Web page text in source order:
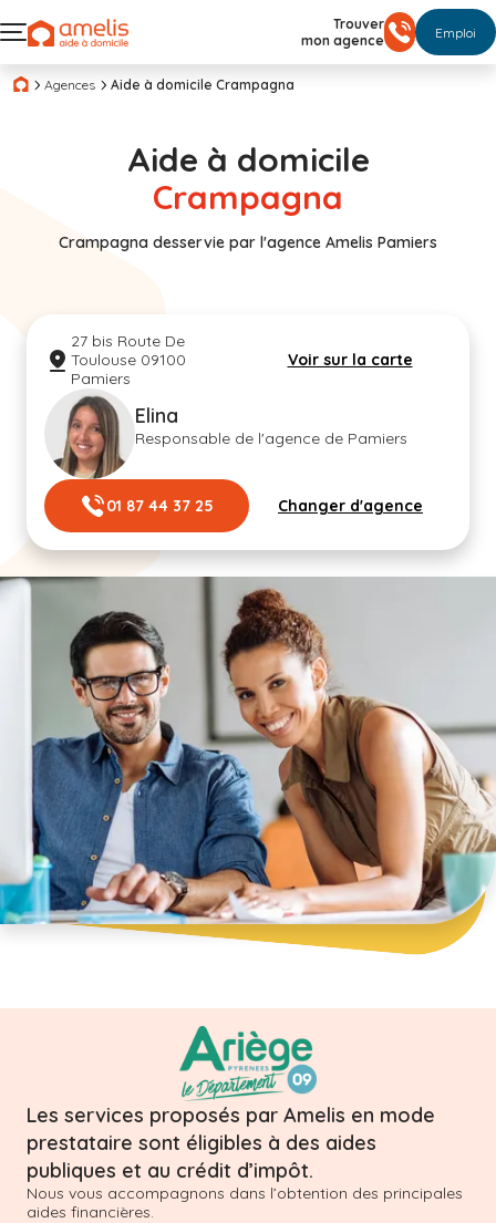
Trouver
mon agence
Emploi
Agences Aide à domicile Crampagna
Aide à domicile
Crampagna
Crampagna desservie par l'agence Amelis Pamiers
27 bis Route De
Toulouse 09100
Pamiers
Voir sur la carte
Elina
Responsable de l'agence de Pamiers
01 87 44 37 25 Changer d'agence
Les services proposés par Amelis en mode
prestataire sont éligibles à des aides
publiques et au crédit d’impôt.
Nous vous accompagnons dans l’obtention des principales
aides financières.